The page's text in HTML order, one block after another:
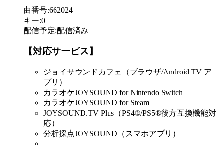
曲番号:662024
キー:0
配信予定:配信済み
【対応サービス】
ジョイサウンドカフェ（ブラウザ/Android TV ア
プリ）
カラオケJOYSOUND for Nintendo Switch
カラオケJOYSOUND for Steam
JOYSOUND.TV Plus（PS4®/PS5®後方互換機能対
応）
分析採点JOYSOUND（スマホアプリ）